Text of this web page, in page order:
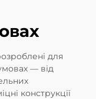
для
— від
конструкції